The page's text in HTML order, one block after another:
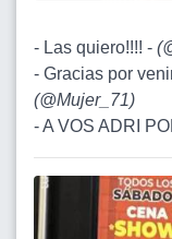
- Las quiero!!!! - (
- Gracias por
(@Mujer_71)
- A VOS ADRI